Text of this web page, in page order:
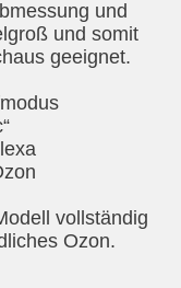
und
und somit
geeignet.
vollständig
Ozon.